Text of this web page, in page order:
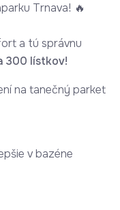
Trnava! 🔥
a tú správnu
300 lístkov!
na tanečný parket
v bazéne